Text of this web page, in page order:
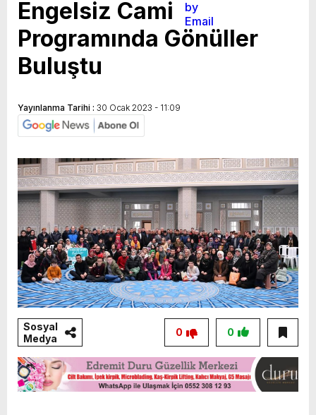
Engelsiz Cami
Programında Gönüller
Buluştu
Yayınlanma Tarihi : 30 Ocak 2023 - 11:09
Sosyal
Medya
0
0